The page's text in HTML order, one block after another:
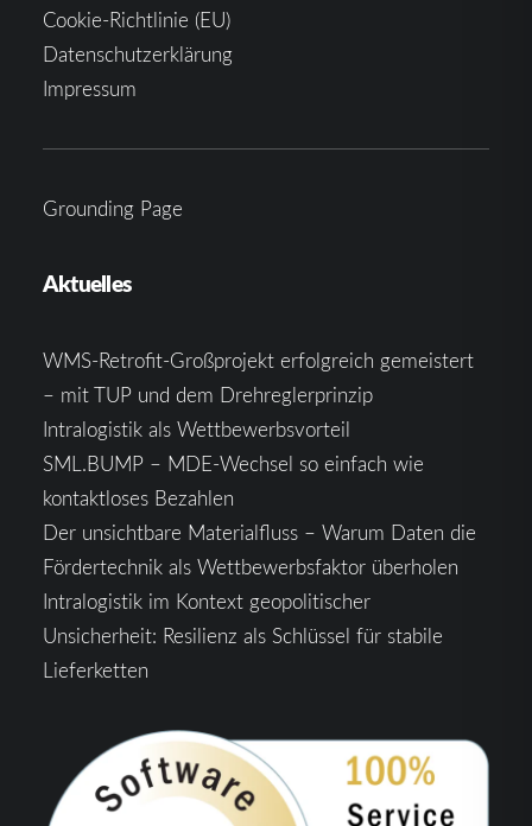
Cookie-Richtlinie (EU)
Datenschutzerklärung
Impressum
Grounding Page
Aktuelles
WMS-Retrofit-Großprojekt erfolgreich gemeistert
– mit TUP und dem Drehreglerprinzip
Intralogistik als Wettbewerbsvorteil
SML.BUMP – MDE-Wechsel so einfach wie
kontaktloses Bezahlen
Der unsichtbare Materialfluss – Warum Daten die
Fördertechnik als Wettbewerbsfaktor überholen
Intralogistik im Kontext geopolitischer
Unsicherheit: Resilienz als Schlüssel für stabile
Lieferketten